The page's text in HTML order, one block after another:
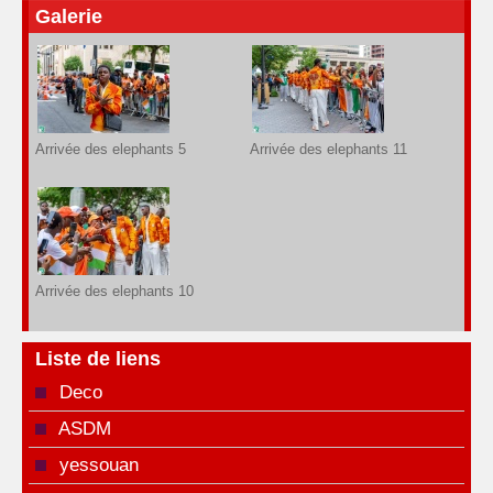
Galerie
Arrivée des elephants 5 Arrivée des elephants 11
Arrivée des elephants 10
Liste de liens
Deco
ASDM
yessouan